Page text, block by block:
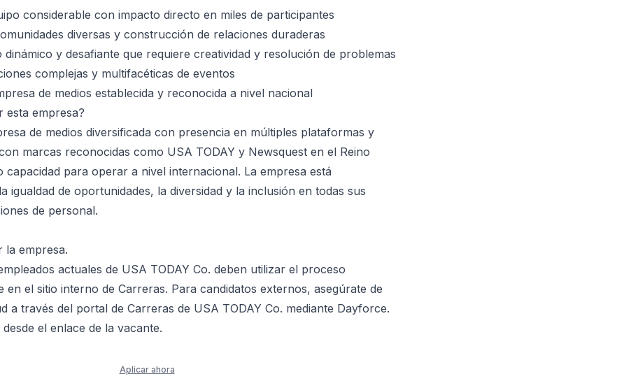
considerable con impacto directo en miles de participantes
diversas y construcción de relaciones duraderas
dinámico y desafiante que requiere creatividad y resolución de problemas
complejas y multifacéticas de eventos
de medios establecida y reconocida a nivel nacional
esta empresa?
de medios diversificada con presencia en múltiples plataformas y
marcas reconocidas como USA TODAY y Newsquest en el Reino
capacidad para operar a nivel internacional. La empresa está
igualdad de oportunidades, la diversidad y la inclusión en todas sus
de personal.
la empresa.
actuales de USA TODAY Co. deben utilizar el proceso
en el sitio interno de Carreras. Para candidatos externos, asegúrate de
a través del portal de Carreras de USA TODAY Co. mediante Dayforce.
el enlace de la vacante.
Aplicar ahora